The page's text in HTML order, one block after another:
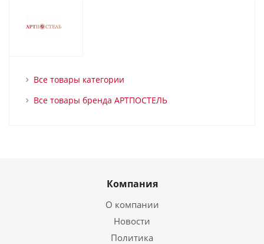
Все товары категории
Все товары бренда АРТПОСТЕЛЬ
Компания
О компании
Новости
Политика